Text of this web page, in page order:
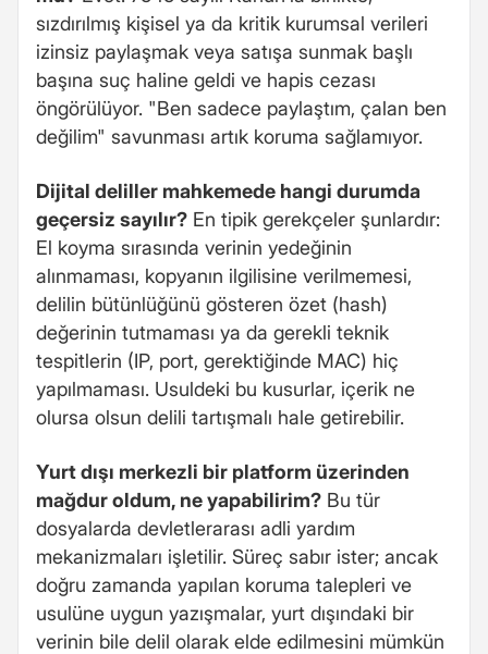
sızdırılmış kişisel ya da kritik kurumsal verileri
izinsiz paylaşmak veya satışa sunmak başlı
başına suç haline geldi ve hapis cezası
öngörülüyor. "Ben sadece paylaştım, çalan ben
değilim" savunması artık koruma sağlamıyor.
Dijital deliller mahkemede hangi durumda
geçersiz sayılır? En tipik gerekçeler şunlardır:
El koyma sırasında verinin yedeğinin
alınmaması, kopyanın ilgilisine verilmemesi,
delilin bütünlüğünü gösteren özet (hash)
değerinin tutmaması ya da gerekli teknik
tespitlerin (IP, port, gerektiğinde MAC) hiç
yapılmaması. Usuldeki bu kusurlar, içerik ne
olursa olsun delili tartışmalı hale getirebilir.
Yurt dışı merkezli bir platform üzerinden
mağdur oldum, ne yapabilirim? Bu tür
dosyalarda devletlerarası adli yardım
mekanizmaları işletilir. Süreç sabır ister; ancak
doğru zamanda yapılan koruma talepleri ve
usulüne uygun yazışmalar, yurt dışındaki bir
verinin bile delil olarak elde edilmesini mümkün